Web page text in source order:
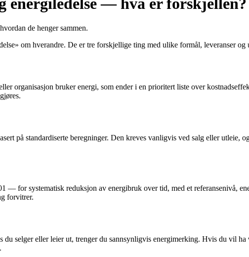
energiledelse — hva er forskjellen?
de henger sammen.
om hverandre. De er tre forskjellige ting med ulike formål, leveranser og
organisasjon bruker energi, som ender i en prioritert liste over
på standardiserte beregninger. Den kreves vanligvis ved salg eller utleie,
for systematisk reduksjon av energibruk over tid, med et referansenivå,
forvitrer.
selger eller leier ut, trenger du sannsynligvis energimerking. Hvis du vil